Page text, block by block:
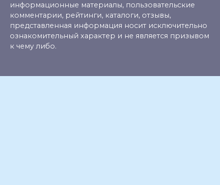
информационные материалы, пользовательские
комментарии, рейтинги, каталоги, отзывы,
представленная информация носит исключительно
ознакомительный характер и не является призывом
к чему либо.